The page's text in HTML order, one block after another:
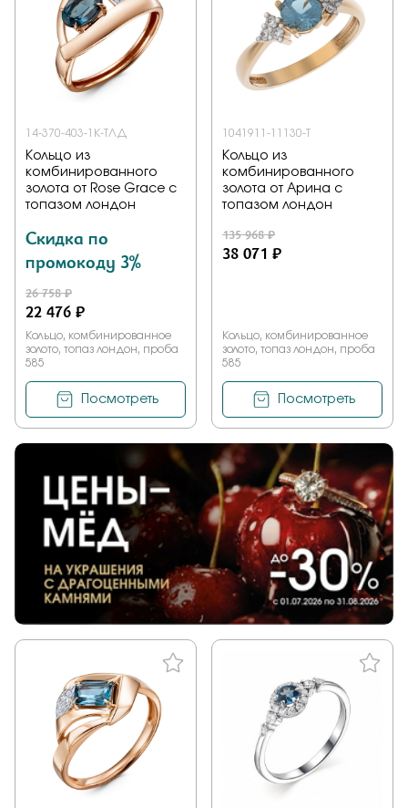
14-370-403-1К-ТЛД
Кольцо из
комбинированного
золота от Rose Grace с
топазом лондон
Скидка по
промокоду 3%
26 758 ₽
22 476 ₽
Кольцо, комбинированное
золото, топаз лондон, проба
585
Посмотреть
1041911-11130-T
Кольцо из
комбинированного
золота от Арина с
топазом лондон
135 968 ₽
38 071 ₽
Кольцо, комбинированное
золото, топаз лондон, проба
585
Посмотреть
Заказать
политики конфиденциальности